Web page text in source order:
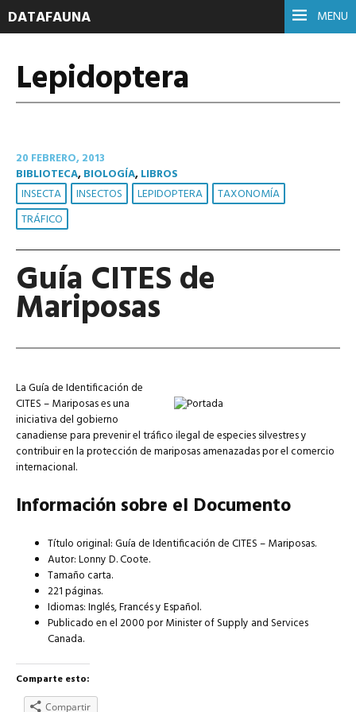
MENU
DATAFAUNA
Lepidoptera
20 FEBRERO, 2013
BIBLIOTECA,BIOLOGÍA,LIBROS
INSECTA INSECTOS LEPIDOPTERA
TAXONOMÍA
TRÁFICO
Guía CITES de
Mariposas
La Guía de Identificación de
CITES – Mariposas es una
iniciativa del gobierno
canadiense para prevenir el tráfico ilegal de especies silvestres y
contribuir en la protección de mariposas amenazadas por el comercio
internacional.
Información sobre el Documento
Título original: Guía de Identificación de CITES – Mariposas.
Autor: Lonny D. Coote.
Tamaño carta.
221 páginas.
Idiomas: Inglés, Francés y Español.
Publicado en el 2000 por Minister of Supply and Services
Canada.
Comparte esto:
Compartir